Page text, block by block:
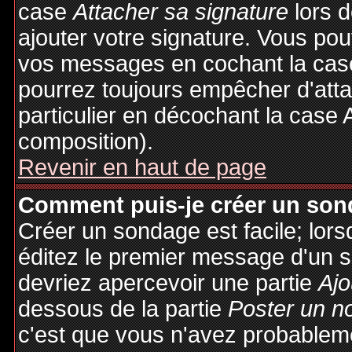
caseAttacher sa signaturelors
ajouter votre signature. Vous
vos messages en cochant la
pourrez toujours empêcher
particulier en décochant la case
composition).
Revenir en haut de page
Comment puis-je créer un
Créer un sondage est facile;
éditez le premier message d'un
devriez apercevoir une partie
dessous de la partiePoster un
c'est que vous n'avez